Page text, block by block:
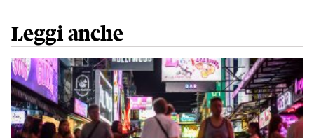
Leggi anche